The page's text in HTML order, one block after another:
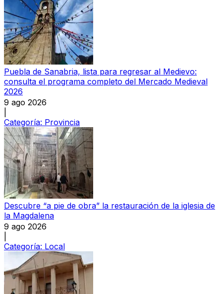
Puebla de Sanabria, lista para regresar al Medievo:
consulta el programa completo del Mercado Medieval
2026
9 ago 2026
Categoría: Provincia
Descubre “a pie de obra” la restauración de la iglesia de
la Magdalena
9 ago 2026
Categoría: Local